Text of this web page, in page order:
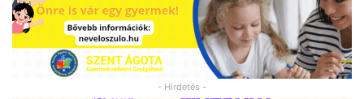
- Hirdetés -